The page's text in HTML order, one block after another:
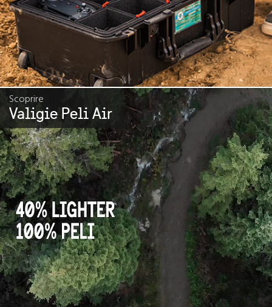
Scoprire
Valigie Peli Air